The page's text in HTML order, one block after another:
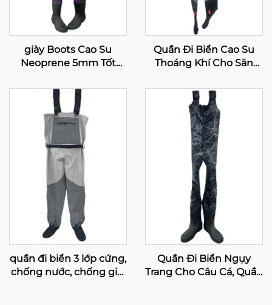
giày Boots Cao Su
Neoprene 5mm Tốt
Ở Ngực Dành Cho Phụ
Nữ
Quần Đi Biển Cao Su
Thoáng Khí Cho Săn
Cá Fly Chống Thấm
Nước, Quần Đi Biển Cao
Su Thoáng Khí Có Ủng
100% Chống Nước
quần đi biển 3 lớp cứng,
chống nước, chống gió,
Quần Đi Biển Ngụy
Trang Cho Câu Cá, Quần